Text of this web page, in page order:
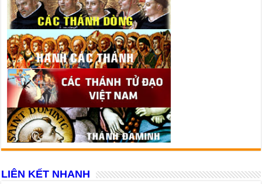
LIÊN KẾT NHANH